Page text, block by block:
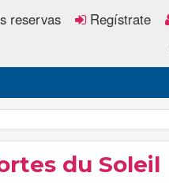
reservas Regístrate
du Soleil